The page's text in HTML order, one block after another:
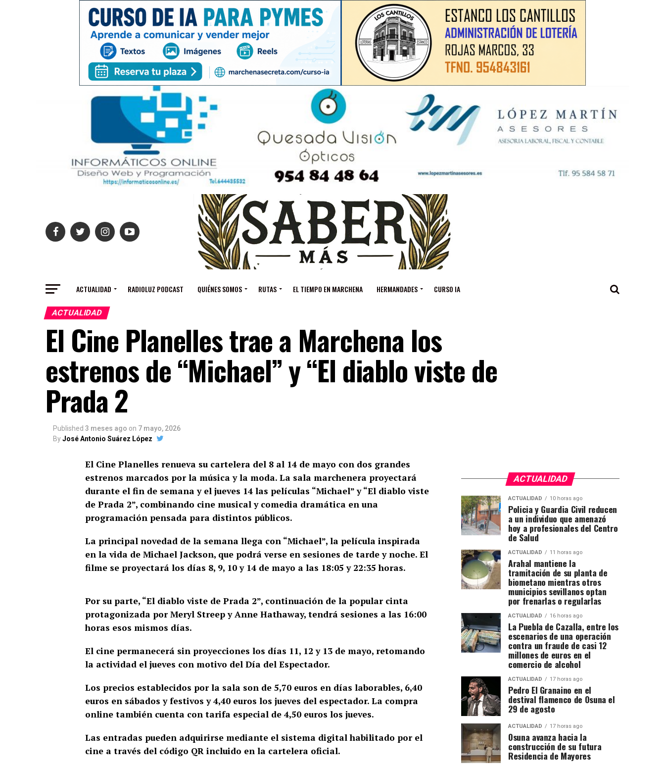
ACTUALIDAD RADIOLUZ PODCAST QUIÉNES SOMOS RUTAS EL TIEMPO EN MARCHENA HERMANDADES CURSO IA
ACTUALIDAD
El Cine Planelles trae a Marchena los
estrenos de “Michael” y “El diablo viste de
Prada 2
Published 3 meses ago on 7 mayo, 2026
ByJosé Antonio Suárez López
El Cine Planelles renueva su cartelera del 8 al 14 de mayo con dos grandes
estrenos marcados por la música y la moda. La sala marchenera proyectará
durante el fin de semana y el jueves 14 las películas “Michael” y “El diablo viste
de Prada 2”, combinando cine musical y comedia dramática en una
programación pensada para distintos públicos.
La principal novedad de la semana llega con “Michael”, la película inspirada
en la vida de Michael Jackson, que podrá verse en sesiones de tarde y noche. El
filme se proyectará los días 8, 9, 10 y 14 de mayo a las 18:05 y 22:35 horas.
Por su parte, “El diablo viste de Prada 2”, continuación de la popular cinta
protagonizada porMeryl StreepyAnne Hathaway, tendrá sesiones a las 16:00
horas esos mismos días.
El cine permanecerá sin proyecciones los días 11, 12 y 13 de mayo, retomando
la actividad el jueves con motivo del Día del Espectador.
Los precios establecidos por la sala son de 5,70 euros en días laborables, 6,40
euros en sábados y festivos y 4,40 euros los jueves del espectador. La compra
online también cuenta con tarifa especial de 4,50 euros los jueves.
Las entradas pueden adquirirse mediante el sistema digital habilitado por el
cine a través del código QR incluido en la cartelera oficial.
ACTUALIDAD
ACTUALIDAD 10 horas ago
Policia y Guardia Civil reducen
a un individuo que amenazó
hoy a profesionales del Centro
de Salud
ACTUALIDAD 11 horas ago
Arahal mantiene la
tramitación de su planta de
biometano mientras otros
municipios sevillanos optan
por frenarlas o regularlas
ACTUALIDAD 16 horas ago
La Puebla de Cazalla, entre los
escenarios de una operación
contra un fraude de casi 12
millones de euros en el
comercio de alcohol
ACTUALIDAD 17 horas ago
Pedro El Granaino en el
destival flamenco de Osuna el
29 de agosto
ACTUALIDAD 17 horas ago
Osuna avanza hacia la
construcción de su futura
Residencia de Mayores